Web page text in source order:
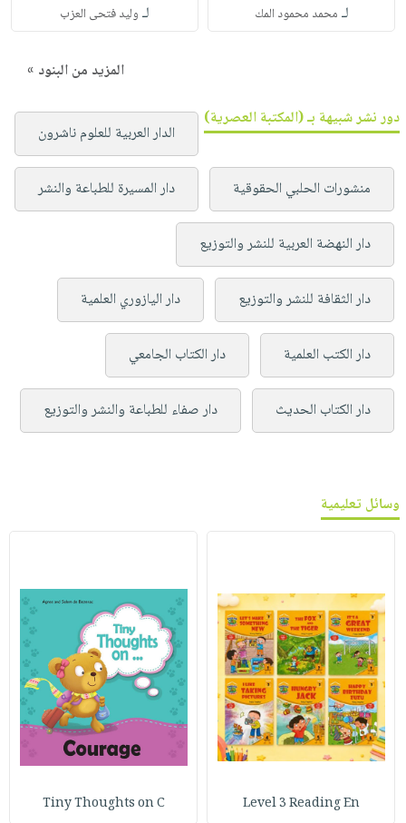
لـ محمد محمود المك لـ وليد فتحى العزب
المزيد من البنود »
دور نشر شبيهة بـ (المكتبة العصرية)
الدار العربية للعلوم ناشرون
منشورات الحلبي الحقوقية دار المسيرة للطباعة والنشر
دار النهضة العربية للنشر والتوزيع
دار الثقافة للنشر والتوزيع دار اليازوري العلمية
دار الكتب العلمية دار الكتاب الجامعي
دار الكتاب الحديث دار صفاء للطباعة والنشر والتوزيع
وسائل تعليمية
Level 3 Reading En
Tiny Thoughts on C